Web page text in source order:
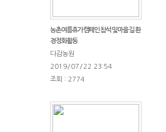
농촌여름휴가캠페인 참석 및 마을 길 환
경정화활동
다감농원
2019/07/22 23:54
조회 : 2774